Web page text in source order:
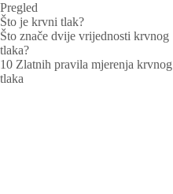
Pregled
Što je krvni tlak?
Što znače dvije vrijednosti krvnog
tlaka?
10 Zlatnih pravila mjerenja krvnog
tlaka